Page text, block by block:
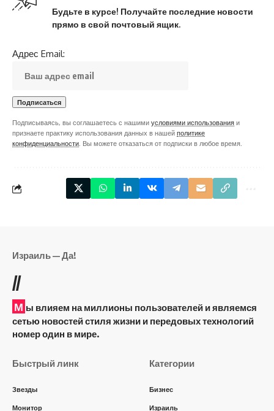
Будьте в курсе! Получайте последние новости
прямо в свой почтовый ящик.
Адрес Email:
Подписываясь, вы соглашаетесь с нашими условиями использования и
признаете практику использования данных в нашей политике
конфиденциальности . Вы можете отказаться от подписки в любое время.
Израиль — Да!
//
М ы влияем на миллионы пользователей и являемся
сетью новостей стиля жизни и передовых технологий
номер один в мире.
Быстрый линк
Звезды
Монитор
Категории
Бизнес
Израиль